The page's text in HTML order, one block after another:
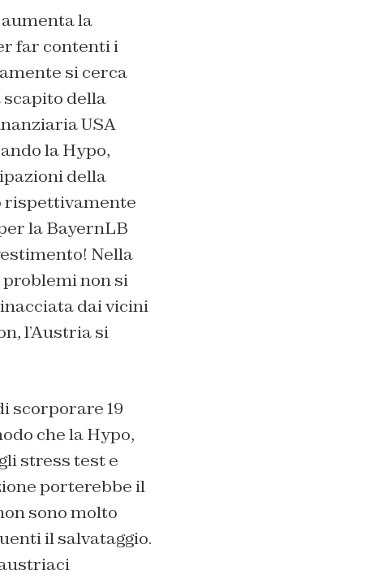
la
far contenti i
si cerca
della
USA
la Hypo,
della
rispettivamente
la BayernLB
Nella
non si
dai vicini
l’Austria si
scorporare 19
che la Hypo,
stress test e
porterebbe il
sono molto
il salvataggio.